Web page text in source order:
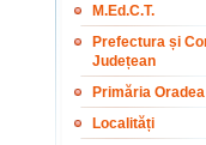
M.Ed.C.T.
Prefectura și
Județean
Primăria Oradea
Localități